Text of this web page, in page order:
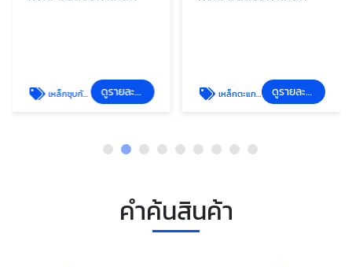
เหล็กชุบกัลวาไนซ์ ดูรายละเอียด เหล็กตะแกรง(Grating) พร้อมชุบฮอทดิพ ดูรายละเอียด
คำค้นสินค้า